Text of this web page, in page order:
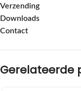
Verzending
Downloads
Contact
Gerelateerde